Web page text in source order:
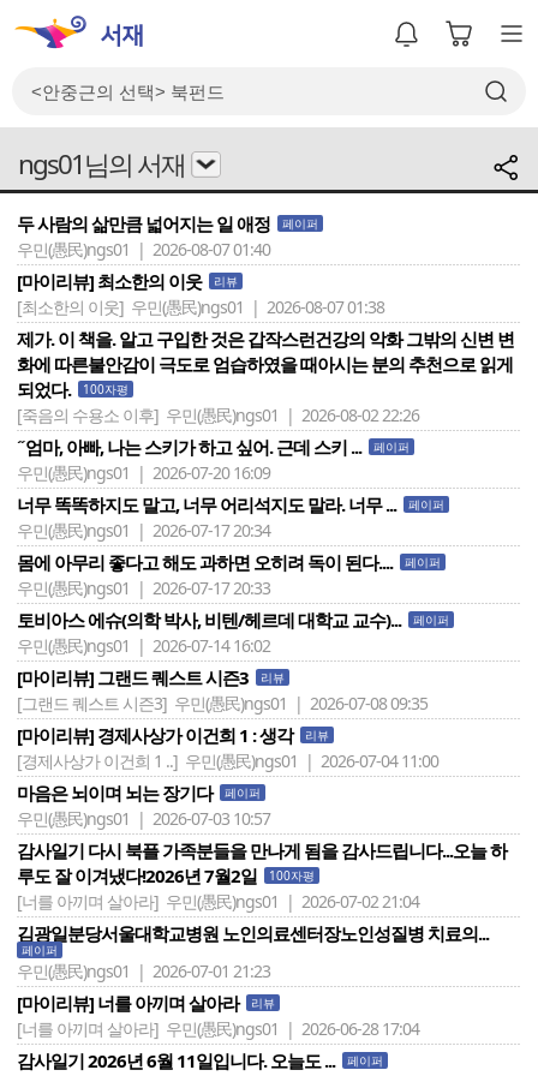
ngs01님의 서재
두 사람의 삶만큼 넓어지는 일 애정 페이퍼
우민(愚民)ngs01 | 2026-08-07 01:40
[마이리뷰] 최소한의 이웃 리뷰
[최소한의 이웃] 우민(愚民)ngs01 | 2026-08-07 01:38
제가. 이 책을. 알고 구입한 것은 갑작스런건강의 악화 그밖의 신변 변
화에 따른불안감이 극도로 엄습하였을 때아시는 분의 추천으로 읽게
되었다.
100자평
[죽음의 수용소 이후] 우민(愚民)ngs01 | 2026-08-02 22:26
˝엄마, 아빠, 나는 스키가 하고 싶어. 근데 스키 ... 페이퍼
우민(愚民)ngs01 | 2026-07-20 16:09
너무 똑똑하지도 말고, 너무 어리석지도 말라. 너무 ... 페이퍼
우민(愚民)ngs01 | 2026-07-17 20:34
몸에 아무리 좋다고 해도 과하면 오히려 독이 된다.... 페이퍼
우민(愚民)ngs01 | 2026-07-17 20:33
토비아스 에슈(의학 박사, 비텐/헤르데 대학교 교수)... 페이퍼
우민(愚民)ngs01 | 2026-07-14 16:02
[마이리뷰] 그랜드 퀘스트 시즌3 리뷰
[그랜드 퀘스트 시즌3] 우민(愚民)ngs01 | 2026-07-08 09:35
[마이리뷰] 경제사상가 이건희 1 : 생각 리뷰
[경제사상가 이건희 1 ..] 우민(愚民)ngs01 | 2026-07-04 11:00
마음은 뇌이며 뇌는 장기다 페이퍼
우민(愚民)ngs01 | 2026-07-03 10:57
감사일기 다시 북플 가족분들을 만나게 됨을 감사드립니다...오늘 하
루도 잘 이겨냈다!2026년 7월2일
100자평
[너를 아끼며 살아라] 우민(愚民)ngs01 | 2026-07-02 21:04
김광일분당서울대학교병원 노인의료센터장노인성질병 치료의...
페이퍼
우민(愚民)ngs01 | 2026-07-01 21:23
[마이리뷰] 너를 아끼며 살아라 리뷰
[너를 아끼며 살아라] 우민(愚民)ngs01 | 2026-06-28 17:04
감사일기 2026년 6월 11일입니다. 오늘도 ... 페이퍼